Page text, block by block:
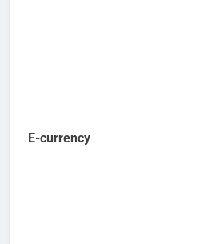
E-currency